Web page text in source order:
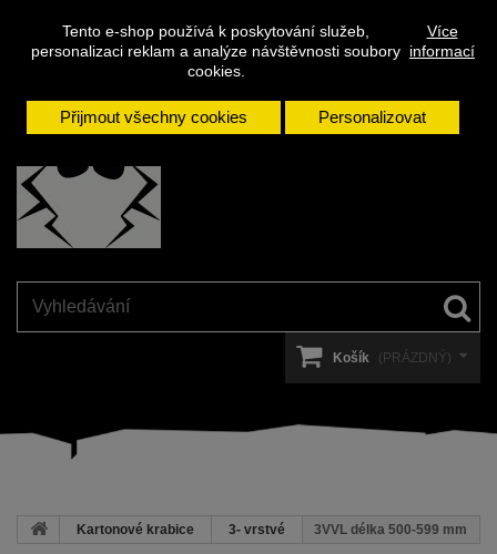
Tento e-shop používá k poskytování služeb,
personalizaci reklam a analýze návštěvnosti soubory
cookies.
Více
informací
Přijmout všechny cookies Personalizovat
Kontakt
Přihlásit se
Napište
nám
Košík (PRÁZDNÝ)
Kartonové krabice 3- vrstvé 3VVL délka 500-599 mm